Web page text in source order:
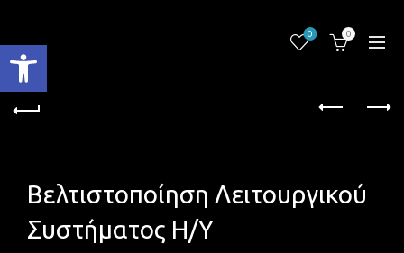
Ανοίξτε τη γραμμή εργαλείων
0 0
Βελτιστοποίηση Λειτουργικού
Συστήματος Η/Υ